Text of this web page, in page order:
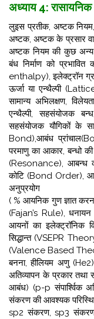
अध्याय 4:
लुइस प्रतीक, अष्टक
अष्टक, अष्टक के प्रसार
अष्टक नियम की कुछ
बंध निर्माण को
enthalpy), इलेक्ट्रॉन
ऊर्जा या एन्थैल्पी
सामान्य अभिलक्षण,
एन्थैल्पी, सहसंयोजक
सहसंयोजक यौगिकों के
Bond),आबंध
परमाणु का आकार, बन्धो
(Resonance), आबन्ध
कोटि (Bond Order),
अनुप्रयोग
( % आयनिक गुण ज्ञात
(Fajan’s Rule),
आयनों का इलेक्ट्रॉनिक
सिद्धान्त (VSEPR
(Valence Based
बनना, हीलियम अणु
अतिव्यापन के प्रकार तथा
आबंध) (p-p संपार्श्विक
संकरण की आवश्यक
sp2 संकरण, sp3